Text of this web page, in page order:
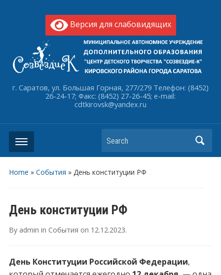
Версия для слабовидящих
г. Саратов, ул. Большая Горная, 277/279 Телефон: (8452)
26-24-17; Факс: (8452) 27-26-45; e-mail:
cdtkirovsk@yandex.ru
Search
Home » События » День конституции РФ
День конституции РФ
By admin in События on 12.12.2023.
День Конституции Российской Федерации,